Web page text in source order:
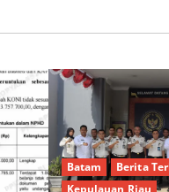
Batam Berita